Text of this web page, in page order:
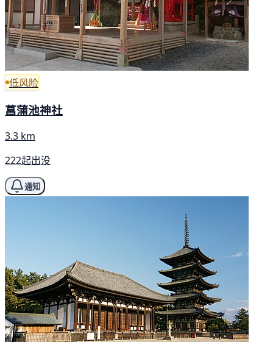
低风险
菖蒲池神社
3.3 km
222起出没
通知